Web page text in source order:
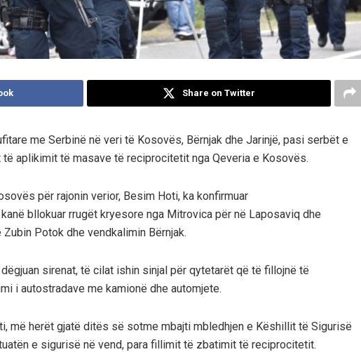
Share on Twitter
me Serbinë në veri të Kosovës, Bërnjak dhe Jarinjë, pasi serbët e
aplikimit të masave të reciprocitetit nga Qeveria e Kosovës.
për rajonin verior, Besim Hoti, ka konfirmuar
bllokuar rrugët kryesore nga Mitrovica për në Laposaviq dhe
Potok dhe vendkalimin Bërnjak.
sirenat, të cilat ishin sinjal për qytetarët që të fillojnë të
i autostradave me kamionë dhe automjete.
më herët gjatë ditës së sotme mbajti mbledhjen e Këshillit të Sigurisë
e sigurisë në vend, para fillimit të zbatimit të reciprocitetit.